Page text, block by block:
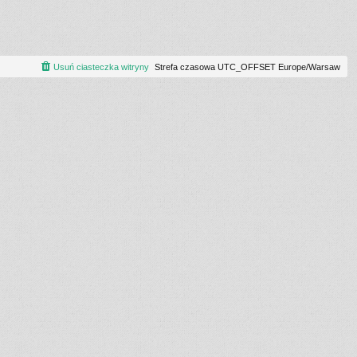
Strefa czasowa UTC_OFFSET Europe/Warsaw
Usuń ciasteczka witryny